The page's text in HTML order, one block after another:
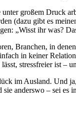
großem Druck
(dazu gibt es
„Wisst ihr was?
Branchen, in
in keiner
stressfreier ist –
im Ausland. Und
anderswo – sei